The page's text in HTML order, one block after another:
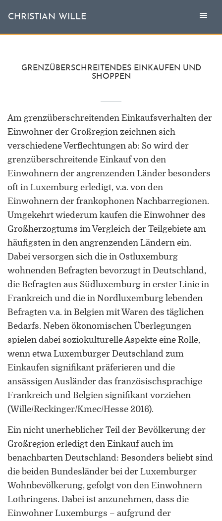
CHRISTIAN WILLE
Toggle
Aktuell
L'invité
Publikationen
Vita
ORCID 0000-0002-5402-3860
Professor für Kulturwissenschaftliche
Grenzforschung an der Universität
Luxemburg
Leiter des Interdisziplinären
Kompetenzzentrums „UniGR-Center
for Border Studies“
Stv. Leiter des trinationalen Master in
Border Studies
Forschung zu Raum-, Identitäts-,
Praxis-, Grenztheorien und
vergrenzten Lebenswelten
Gründungsmitglied der
Arbeitsgruppen „Cultural Border
Studies” (KWG), „Bordertextures”
CHRISTIAN WILLE
GRENZÜBERSCHREITENDES EINKAUFEN UND
SHOPPEN
Am grenzüberschreitenden Einkaufsverhalten der
Einwohner der Großregion zeichnen sich
verschiedene Verflechtungen ab: So wird der
grenzüberschreitende Einkauf von den
Einwohnern der angrenzenden Länder besonders
oft in Luxemburg erledigt, v.a. von den
Einwohnern der frankophonen Nachbarregionen.
Umgekehrt wiederum kaufen die Einwohner des
Großherzogtums im Vergleich der Teilgebiete am
häufigsten in den angrenzenden Ländern ein.
Dabei versorgen sich die in Ostluxemburg
wohnenden Befragten bevorzugt in Deutschland,
die Befragten aus Südluxemburg in erster Linie in
Frankreich und die in Nordluxemburg lebenden
Befragten v.a. in Belgien mit Waren des täglichen
Bedarfs. Neben ökonomischen Überlegungen
spielen dabei soziokulturelle Aspekte eine Rolle,
wenn etwa Luxemburger Deutschland zum
Einkaufen signifikant präferieren und die
ansässigen Ausländer das französischsprachige
Frankreich und Belgien signifikant vorziehen
(Wille/Reckinger/Kmec/Hesse 2016).
Ein nicht unerheblicher Teil der Bevölkerung der
Großregion erledigt den Einkauf auch im
benachbarten Deutschland: Besonders beliebt sind
die beiden Bundesländer bei der Luxemburger
Wohnbevölkerung, gefolgt von den Einwohnern
Lothringens. Dabei ist anzunehmen, dass die
Einwohner Luxemburgs – aufgrund der